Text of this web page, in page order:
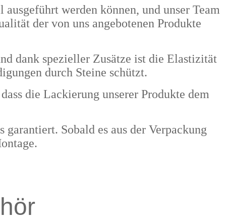
werden können, und unser Team
der von uns angebotenen Produkte
dank spezieller Zusätze ist die Elastizität
durch Steine schützt.
die Lackierung unserer Produkte dem
Sobald es aus der Verpackung